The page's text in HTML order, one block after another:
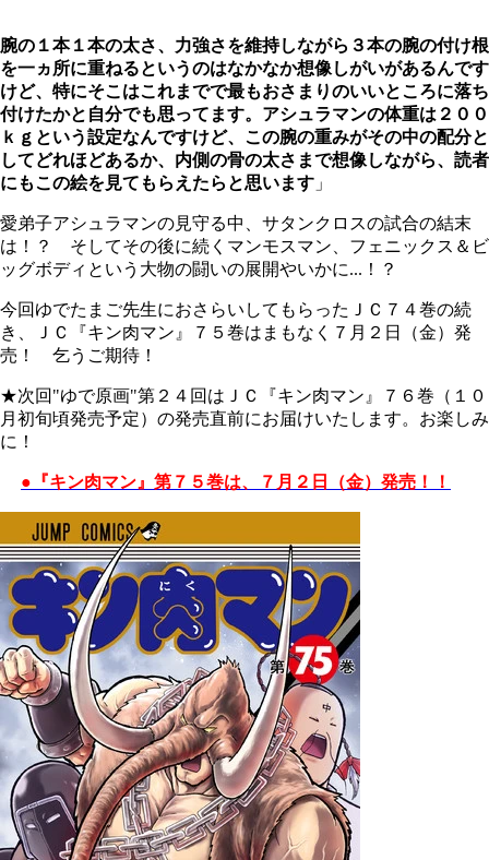
腕の１本１本の太さ、力強さを維持しながら３本の腕の付け根
を一ヵ所に重ねるというのはなかなか想像しがいがあるんです
けど、特にそこはこれまでで最もおさまりのいいところに落ち
付けたかと自分でも思ってます。アシュラマンの体重は２００
ｋｇという設定なんですけど、この腕の重みがその中の配分と
してどれほどあるか、内側の骨の太さまで想像しながら、読者
にもこの絵を見てもらえたらと思います 」
愛弟子アシュラマンの見守る中、サタンクロスの試合の結末
は！？ そしてその後に続くマンモスマン、フェニックス＆ビ
ッグボディという大物の闘いの展開やいかに...！？
今回ゆでたまご先生におさらいしてもらったＪＣ７４巻の続
き、ＪＣ『キン肉マン』７５巻はまもなく７月２日（金）発
売！ 乞うご期待！
★次回"ゆで原画"第２４回はＪＣ『キン肉マン』７６巻（１０
月初旬頃発売予定）の発売直前にお届けいたします。お楽しみ
に！
●『キン肉マン』第７５巻は、７月２日（金）発売！！